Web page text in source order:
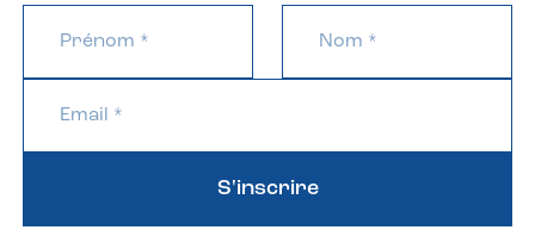
S'inscrire